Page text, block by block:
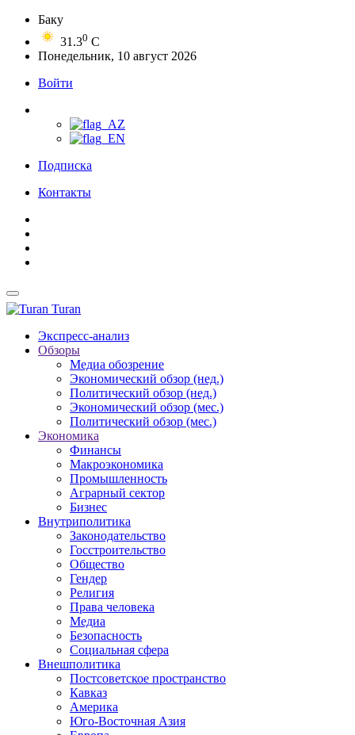
Баку
31.30 C
Понедельник, 10 август 2026
Войти
Подписка
Контакты
Turan
Экспресс-анализ
Обзоры
Медиа обозрение
Экономический обзор (нед.)
Политический обзор (нед.)
Экономический обзор (мес.)
Политический обзор (мес.)
Экономика
Финансы
Макроэкономика
Промышленность
Аграрный сектор
Бизнес
Внутриполитика
Законодательство
Госстроительство
Общество
Гендер
Религия
Права человека
Медиа
Безопасность
Социальная сфера
Внешполитика
Постсоветское пространство
Кавказ
Америка
Юго-Восточная Азия